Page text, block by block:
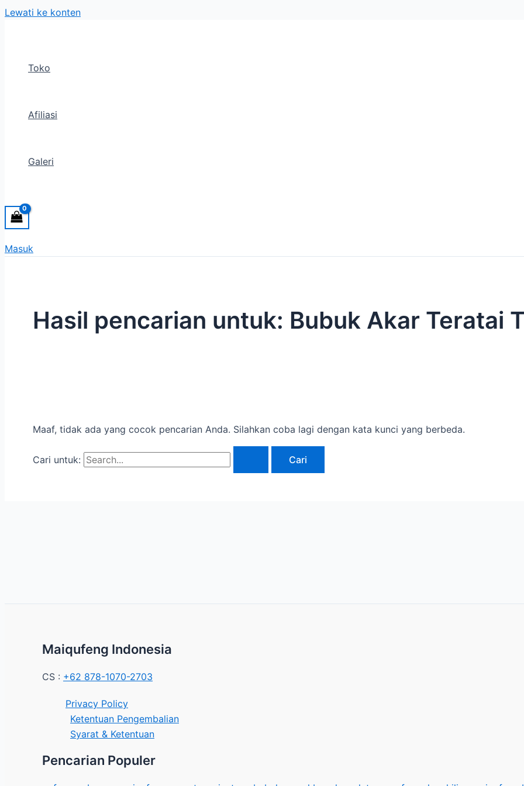
Lewati ke konten
Toko
Afiliasi
Galeri
Masuk
Hasil pencarian untuk: Bubuk Akar Teratai
Maaf, tidak ada yang cocok pencarian Anda. Silahkan coba lagi dengan kata kunci yang berbeda.
Cari untuk:
Maiqufeng Indonesia
CS : +62 878-1070-2703
Privacy Policy
Ketentuan Pengembalian
Syarat & Ketentuan
Pencarian Populer